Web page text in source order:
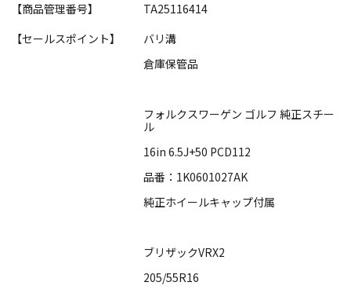
【商品管理番号】
TA25116414
【セールスポイント】
バリ溝
倉庫保管品
フォルクスワーゲン ゴルフ 純正スチー
ル
16in 6.5J+50 PCD112
品番：1K0601027AK
純正ホイールキャップ付属
ブリザックVRX2
205/55R16